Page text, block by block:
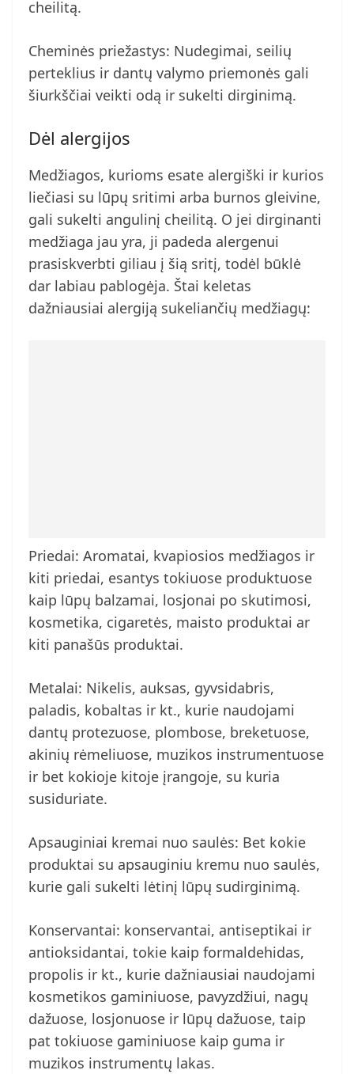
cheilitą.
Cheminės priežastys: Nudegimai, seilių
perteklius ir dantų valymo priemonės gali
šiurkščiai veikti odą ir sukelti dirginimą.
Dėl alergijos
Medžiagos, kurioms esate alergiški ir kurios
liečiasi su lūpų sritimi arba burnos gleivine,
gali sukelti angulinį cheilitą. O jei dirginanti
medžiaga jau yra, ji padeda alergenui
prasiskverbti giliau į šią sritį, todėl būklė
dar labiau pablogėja. Štai keletas
dažniausiai alergiją sukeliančių medžiagų:
Priedai: Aromatai, kvapiosios medžiagos ir
kiti priedai, esantys tokiuose produktuose
kaip lūpų balzamai, losjonai po skutimosi,
kosmetika, cigaretės, maisto produktai ar
kiti panašūs produktai.
Metalai: Nikelis, auksas, gyvsidabris,
paladis, kobaltas ir kt., kurie naudojami
dantų protezuose, plombose, breketuose,
akinių rėmeliuose, muzikos instrumentuose
ir bet kokioje kitoje įrangoje, su kuria
susiduriate.
Apsauginiai kremai nuo saulės: Bet kokie
produktai su apsauginiu kremu nuo saulės,
kurie gali sukelti lėtinį lūpų sudirginimą.
Konservantai: konservantai, antiseptikai ir
antioksidantai, tokie kaip formaldehidas,
propolis ir kt., kurie dažniausiai naudojami
kosmetikos gaminiuose, pavyzdžiui, nagų
dažuose, losjonuose ir lūpų dažuose, taip
pat tokiuose gaminiuose kaip guma ir
muzikos instrumentų lakas.